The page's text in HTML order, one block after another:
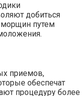
добиться
морщин путем
приемов,
обеспечат
процедуру более